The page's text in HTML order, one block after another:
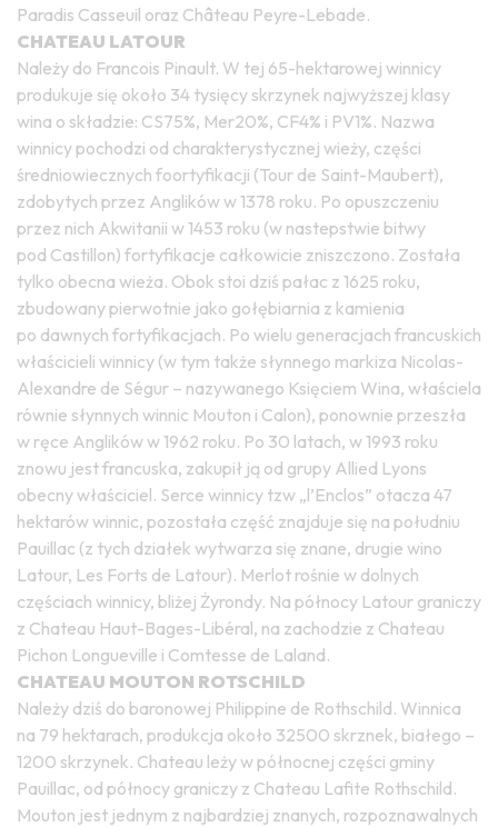
Paradis Casseuil oraz Château Peyre-Lebade.
CHATEAU LATOUR
Należy do Francois Pinault. W tej 65-hektarowej winnicy
produkuje się około 34 tysięcy skrzynek najwyższej klasy
wina o składzie: CS75%, Mer20%, CF4% i PV1%. Nazwa
winnicy pochodzi od charakterystycznej wieży, części
średniowiecznych foortyfikacji (Tour de Saint-Maubert),
zdobytych przez Anglików w 1378 roku. Po opuszczeniu
przez nich Akwitanii w 1453 roku (w nastepstwie bitwy
pod Castillon) fortyfikacje całkowicie zniszczono. Została
tylko obecna wieża. Obok stoi dziś pałac z 1625 roku,
zbudowany pierwotnie jako gołębiarnia z kamienia
po dawnych fortyfikacjach. Po wielu generacjach francuskich
właścicieli winnicy (w tym także słynnego markiza Nicolas-
Alexandre de Ségur – nazywanego Księciem Wina, właściela
równie słynnych winnic Mouton i Calon), ponownie przeszła
w ręce Anglików w 1962 roku. Po 30 latach, w 1993 roku
znowu jest francuska, zakupił ją od grupy Allied Lyons
obecny właściciel. Serce winnicy tzw „l’Enclos” otacza 47
hektarów winnic, pozostała część znajduje się na południu
Pauillac (z tych działek wytwarza się znane, drugie wino
Latour, Les Forts de Latour). Merlot rośnie w dolnych
częściach winnicy, bliżej Żyrondy. Na północy Latour graniczy
z Chateau Haut-Bages-Libéral, na zachodzie z Chateau
Pichon Longueville i Comtesse de Laland.
CHATEAU MOUTON ROTSCHILD
Należy dziś do baronowej Philippine de Rothschild. Winnica
na 79 hektarach, produkcja około 32500 skrznek, białego –
1200 skrzynek. Chateau leży w północnej części gminy
Pauillac, od północy graniczy z Chateau Lafite Rothschild.
Mouton jest jednym z najbardziej znanych, rozpoznawalnych